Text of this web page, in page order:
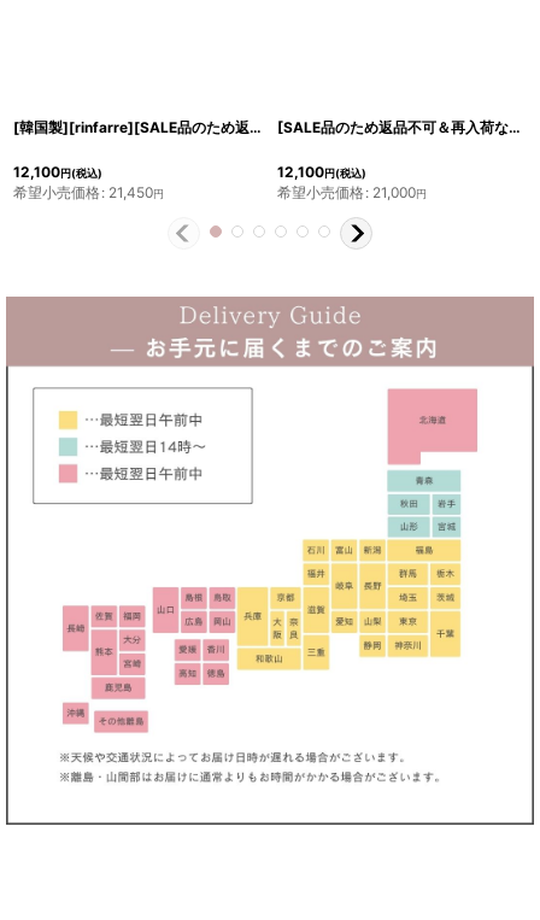
[韓国製][rinfarre][SALE品のため返品不可＆再入荷なしの現品限り]シンプル・無地・キャミソール・ 胸元カット・ストーン・タイト・ミディアムドレス・ワンピース[送料無料][MIRIN着用]
12,100円(税込)
希望小売価格: 21,450円
[SALE品のため返品不可＆再入荷なしの現品限り][韓国製][rinfarre]ハイネック・ホルターネック・バイカラー・ラインビジュー・Aライン・ミディアムドレス・ワンピース[MIRIN着用]
12,100円(税込)
希望小売価格: 21,000円